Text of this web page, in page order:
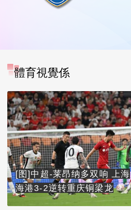
體育視覺係
[图]中超-莱昂纳多双响 上海
海港3-2逆转重庆铜梁龙